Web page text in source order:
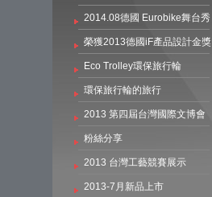
2014.08德國 Eurobike舞台秀
榮獲2013德國iF產品設計金獎
Eco Trolley環保旅行輪
環保旅行輪的旅行
2013 第四屆台灣國際文博會
粉絲分享
2013 台灣工藝競賽展示
2013-7月新品上市